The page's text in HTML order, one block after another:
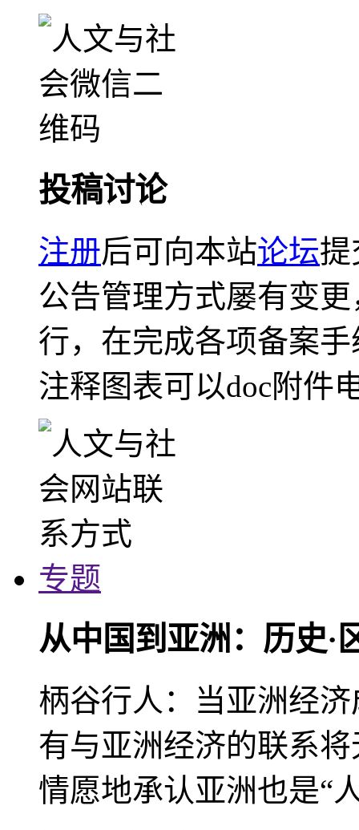
投稿讨论
注册后可向本站论坛提
公告管理方式屡有变
行，在完成各项备案
注释图表可以doc附件
专题
从中国到亚洲：历史·
柄谷行人：当亚洲经
有与亚洲经济的联系
情愿地承认亚洲也是“